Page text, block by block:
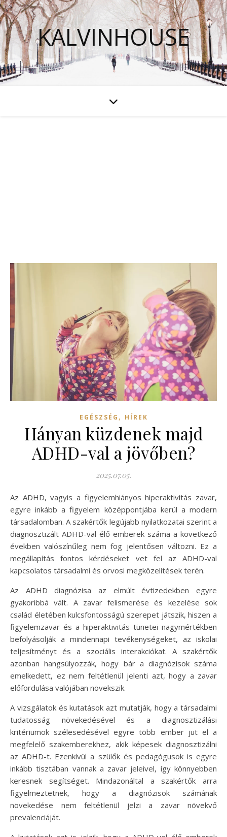
KALVINHOUSE
EGÉSZSÉG , HÍREK
Hányan küzdenek majd
ADHD-val a jövőben?
2025.07.05.
Az ADHD, vagyis a figyelemhiányos hiperaktivitás zavar,
egyre inkább a figyelem középpontjába kerül a modern
társadalomban. A szakértők legújabb nyilatkozatai szerint a
diagnosztizált ADHD-val élő emberek száma a következő
években valószínűleg nem fog jelentősen változni. Ez a
megállapítás fontos kérdéseket vet fel az ADHD-val
kapcsolatos társadalmi és orvosi megközelítések terén.
Az ADHD diagnózisa az elmúlt évtizedekben egyre
gyakoribbá vált. A zavar felismerése és kezelése sok
család életében kulcsfontosságú szerepet játszik, hiszen a
figyelemzavar és a hiperaktivitás tünetei nagymértékben
befolyásolják a mindennapi tevékenységeket, az iskolai
teljesítményt és a szociális interakciókat. A szakértők
azonban hangsúlyozzák, hogy bár a diagnózisok száma
emelkedett, ez nem feltétlenül jelenti azt, hogy a zavar
előfordulása valójában növekszik.
A vizsgálatok és kutatások azt mutatják, hogy a társadalmi
tudatosság növekedésével és a diagnosztizálási
kritériumok szélesedésével egyre több ember jut el a
megfelelő szakemberekhez, akik képesek diagnosztizálni
az ADHD-t. Ezenkívül a szülők és pedagógusok is egyre
inkább tisztában vannak a zavar jeleivel, így könnyebben
keresnek segítséget. Mindazonáltal a szakértők arra
figyelmeztetnek, hogy a diagnózisok számának
növekedése nem feltétlenül jelzi a zavar növekvő
prevalenciáját.